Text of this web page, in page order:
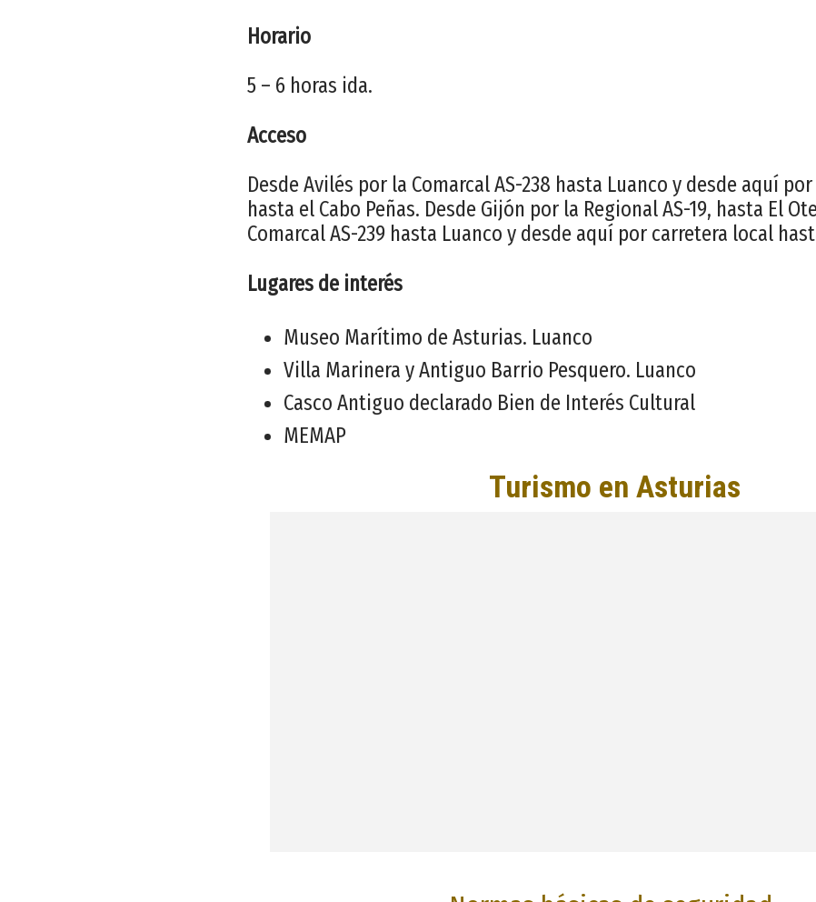
Horario
5 – 6 horas ida.
Acceso
Desde Avilés por la Comarcal AS-238 hasta Luanco y desde aquí
hasta el Cabo Peñas. Desde Gijón por la Regional AS-19, hasta El
Comarcal AS-239 hasta Luanco y desde aquí por carretera local
Lugares de interés
Museo Marítimo de Asturias. Luanco
Villa Marinera y Antiguo Barrio Pesquero. Luanco
Casco Antiguo declarado Bien de Interés Cultural
MEMAP